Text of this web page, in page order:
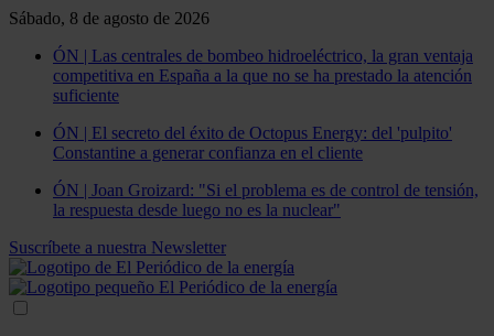
Sábado, 8 de agosto de 2026
ÓN | Las centrales de bombeo hidroeléctrico, la gran ventaja
competitiva en España a la que no se ha prestado la atención
suficiente
ÓN | El secreto del éxito de Octopus Energy: del 'pulpito'
Constantine a generar confianza en el cliente
ÓN | Joan Groizard: "Si el problema es de control de tensión,
la respuesta desde luego no es la nuclear"
Suscríbete a nuestra Newsletter